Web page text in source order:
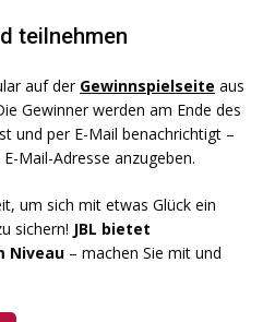
teilnehmen
auf der Gewinnspielseite aus
Gewinner werden am Ende des
und per E-Mail benachrichtigt –
Mail-Adresse anzugeben.
um sich mit etwas Glück ein
sichern! JBL bietet
Niveau – machen Sie mit und